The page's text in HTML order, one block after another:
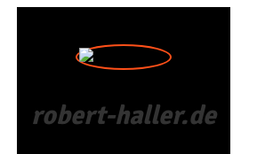
robert-haller.de